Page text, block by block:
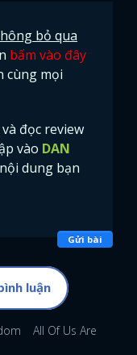
bỏ qua
bấm vào đây
cùng mọi
đọc review
vào DAN
dung bạn
Gửi bài
luận
All Of Us Are Dead